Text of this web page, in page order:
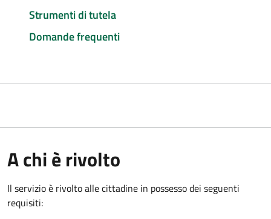
Strumenti di tutela
Domande frequenti
A chi è rivolto
Il servizio è rivolto alle cittadine in possesso dei seguenti
requisiti: